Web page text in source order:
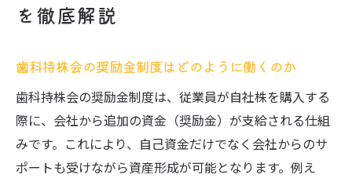
を徹底解説
歯科持株会の奨励金制度はどのように働くのか
歯科持株会の奨励金制度は、従業員が自社株を購入する
際に、会社から追加の資金（奨励金）が支給される仕組
みです。これにより、自己資金だけでなく会社からのサ
ポートも受けながら資産形成が可能となります。例え